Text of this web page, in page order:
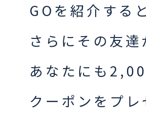
GOを紹介する
さらにその友
あなたにも
クーポンをプ